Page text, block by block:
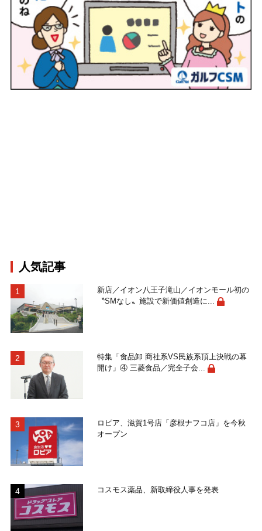
人気記事
新店／イオン八王子滝山／イオンモール初の
〝SMなし〟施設で新価値創造に...
特集「食品卸 商社系VS民族系頂上決戦の幕
開け」④ 三菱食品／完全子会...
ロピア、滋賀1号店「彦根ナフコ店」を今秋
オープン
コスモス薬品、新取締役人事を発表